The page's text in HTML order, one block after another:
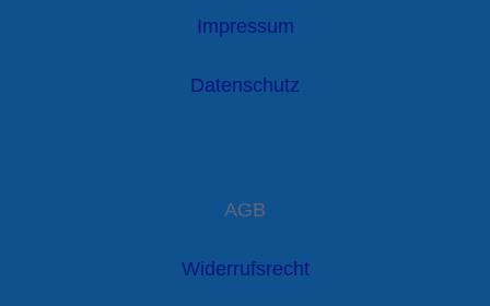
Impressum
Datenschutz
AGB
Widerrufsrecht